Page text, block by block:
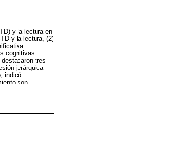
y la lectura en
y la lectura, (2)
cognitivas:
tres
jerárquica
indicó
son